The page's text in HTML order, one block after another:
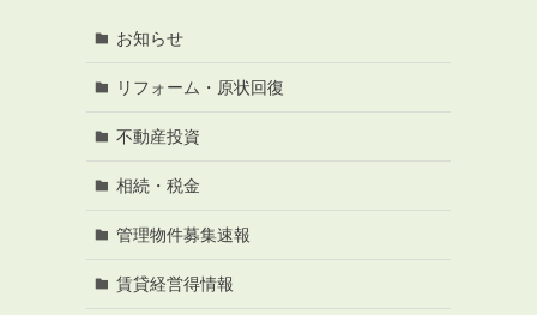
お知らせ
リフォーム・原状回復
不動産投資
相続・税金
管理物件募集速報
賃貸経営得情報